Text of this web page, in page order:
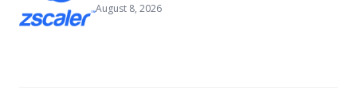
August 8, 2026